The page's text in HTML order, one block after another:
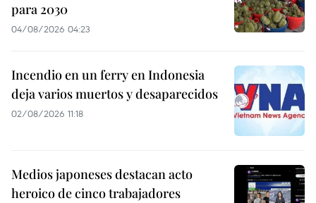
para 2030
04/08/2026 04:23
Incendio en un ferry en Indonesia
deja varios muertos y desaparecidos
02/08/2026 11:18
Medios japoneses destacan acto
heroico de cinco trabajadores